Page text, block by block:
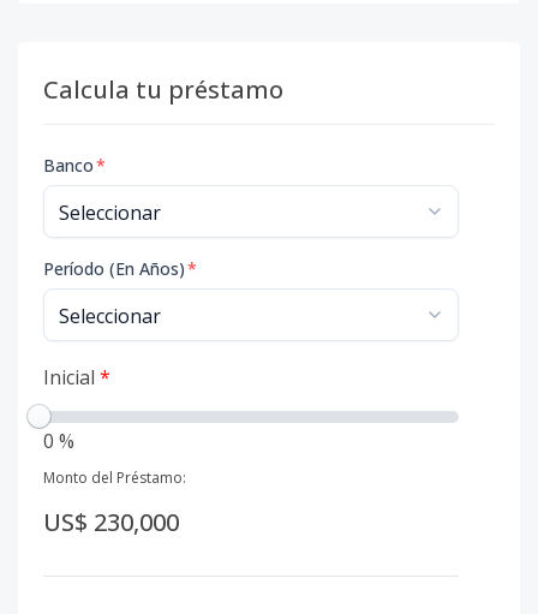
Calcula tu préstamo
Banco*
Período (En Años)*
Inicial *
0 %
Monto del Préstamo:
US$ 230,000